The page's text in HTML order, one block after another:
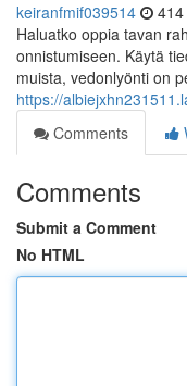
keiranfmif039514
Haluatko oppia tavan
onnistumiseen. Käytä
muista, vedonlyönti on
https://
Comments
Comments
Submit a Comment
No HTML